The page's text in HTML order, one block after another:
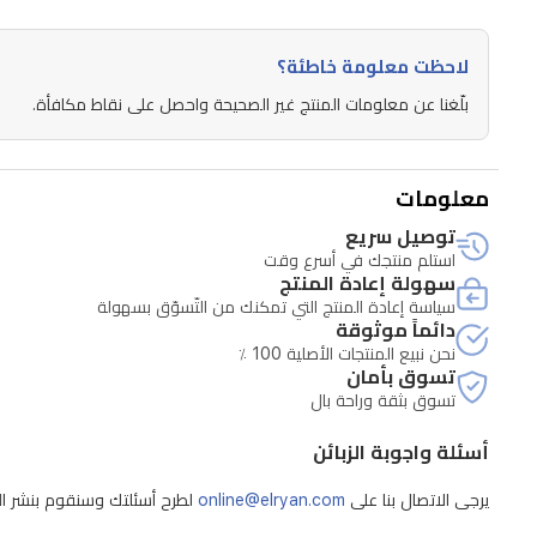
الشق
المدمجة،
التنظيف،
تدفق
الهواء،
ومؤشر
الخزان
الممتلئ.
كما
وظيفة
لاحظت معلومة خاطئة؟
بلّغنا عن معلومات المنتج غير الصحيحة واحصل على نقاط مكافأة.
معلومات
توصيل سريع
استلم منتجك في أسرع وقت
سهولة إعادة المنتج
سياسة إعادة المنتج التي تمكنك من التّسوّق بسهولة
دائماً موثوقة
نحن نبيع المنتجات الأصلية 100 ٪
تسوق بأمان
تسوق بثقة وراحة بال
أسئلة واجوبة الزبائن
يرجى الاتصال بنا على online@elryan.com لطرح أسئلتك وسنقوم بنشر